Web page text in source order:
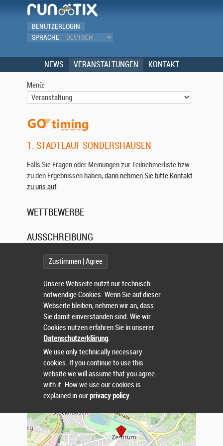
BENUTZERLOGIN
SPRACHE
NEWS VERANSTALTUNGEN KONTAKT
Menü:
1. STADTLAUF SONDERSHAUSEN
Falls Sie Fragen oder Meinungen zur Teilnehmerliste bzw.
zu den Ergebnissen haben,dann nehmen Sie bitte Kontakt
zu uns auf.
WETTBEWERBE
AUSSCHREIBUNG
AUSSCHREIBUNG
HOMEPAGE DES VERANSTALTERS:
VERANSTALTUNGSORT
Zustimmen | Agree
Unsere Webseite nutzt nur technisch
notwendige Cookies. Wenn Sie auf dieser
Webseite bleiben, nehmen wir an, dass
Sie damit einverstanden sind. Wie wir
Cookies nutzen erfahren Sie in unserer
Datenschutzerklärung.
We use only technically necessary
cookies. If you continue to use this
website we will assume that you agree
with it. How we use our cookies is
explained in ourprivacy policy.